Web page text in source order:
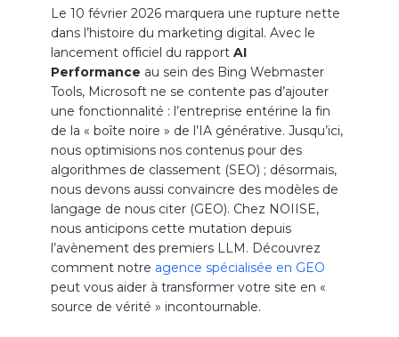
Le 10 février 2026 marquera une rupture nette
dans l’histoire du marketing digital. Avec le
lancement officiel du rapport AI
Performance au sein des Bing Webmaster
Tools, Microsoft ne se contente pas d’ajouter
une fonctionnalité : l’entreprise entérine la fin
de la « boîte noire » de l’IA générative. Jusqu’ici,
nous optimisions nos contenus pour des
algorithmes de classement (SEO) ; désormais,
nous devons aussi convaincre des modèles de
langage de nous citer (GEO). Chez NOIISE,
nous anticipons cette mutation depuis
l’avènement des premiers LLM. Découvrez
comment notre agence spécialisée en GEO
peut vous aider à transformer votre site en «
source de vérité » incontournable.